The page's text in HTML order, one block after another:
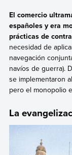
El comercio
españoles y era
prácticas de
necesidad de
navegación
navíos de guerra).
se implementaron
pero el monopolio
La